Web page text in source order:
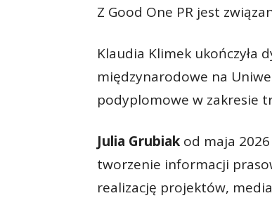
Z Good One PR jest
Klaudia Klimek ukończyła
międzynarodowe na
podyplomowe w zakresie
Julia Grubiak od maja
tworzenie informacji
realizację projektów,